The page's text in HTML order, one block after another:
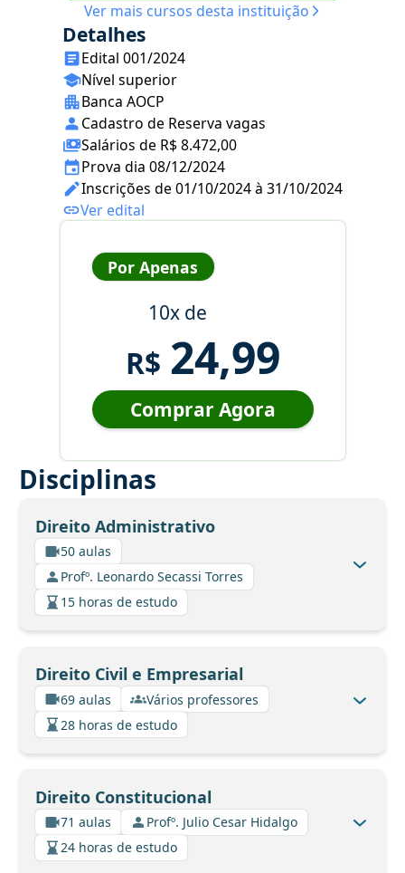
Ver mais cursos desta instituição
Detalhes
Edital 001/2024
Nível superior
Banca AOCP
Cadastro de Reserva vagas
Salários de R$ 8.472,00
Prova dia 08/12/2024
Inscrições de 01/10/2024 à 31/10/2024
Ver edital
Por Apenas
10x de
R$ 24,99
Comprar Agora
Disciplinas
Direito Administrativo
50 aulas
Profº. Leonardo Secassi Torres
15 horas de estudo
Direito Civil e Empresarial
69 aulas
Vários professores
28 horas de estudo
Direito Constitucional
71 aulas
Profº. Julio Cesar Hidalgo
24 horas de estudo